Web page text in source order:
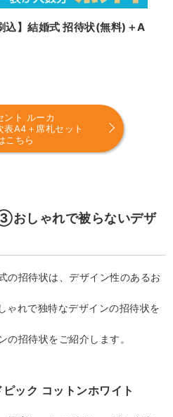
込】結婚式 招待状(無料)＋A
ント ルーカ
表A4＋席札セット
こちら
おしゃれで被らないデザ
の招待状は、デザイン性のあるお
ゃれで独特なデザインの招待状を
の招待状をご紹介します。
ック コットンホワイト